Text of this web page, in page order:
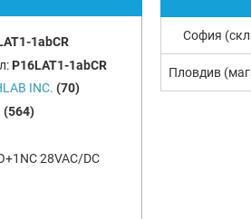
1abCR
P16LAT1-1abCR
INC. (70)
(564)
28VAC/DC
София
Пловдив